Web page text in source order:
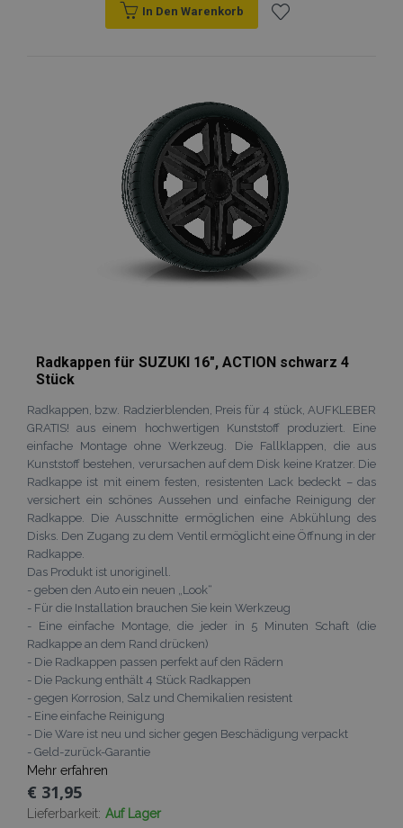
In Den Warenkorb
Radkappen für SUZUKI 16", ACTION schwarz 4
Stück
Radkappen, bzw. Radzierblenden, Preis für 4 stück, AUFKLEBER
GRATIS! aus einem hochwertigen Kunststoff produziert. Eine
einfache Montage ohne Werkzeug. Die Fallklappen, die aus
Kunststoff bestehen, verursachen auf dem Disk keine Kratzer. Die
Radkappe ist mit einem festen, resistenten Lack bedeckt – das
versichert ein schönes Aussehen und einfache Reinigung der
Radkappe. Die Ausschnitte ermöglichen eine Abkühlung des
Disks. Den Zugang zu dem Ventil ermöglicht eine Öffnung in der
Radkappe.
Das Produkt ist unoriginell.
- geben den Auto ein neuen „Look“
- Für die Installation brauchen Sie kein Werkzeug
- Eine einfache Montage, die jeder in 5 Minuten Schaft (die
Radkappe an dem Rand drücken)
- Die Radkappen passen perfekt auf den Rädern
- Die Packung enthält 4 Stück Radkappen
- gegen Korrosion, Salz und Chemikalien resistent
- Eine einfache Reinigung
- Die Ware ist neu und sicher gegen Beschädigung verpackt
- Geld-zurück-Garantie
Mehr erfahren
€ 31,95
Lieferbarkeit: Auf Lager